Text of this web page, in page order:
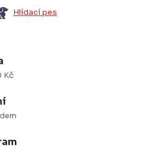
Hlídací pes
Kč